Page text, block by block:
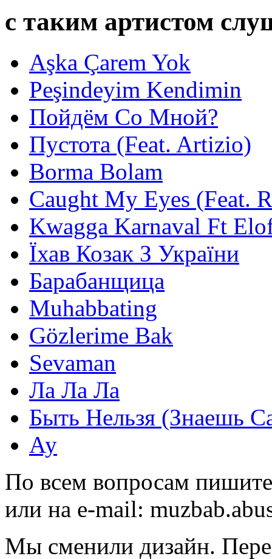
с таким артистом
Aşka Çarem Yok
Peşindeyim Kendimin
Пойдём Со Мной?
Пустота (Feat. Artizio)
Borma Bolam
Caught My Eyes (Feat.
Kwagga Karnaval Ft
Їхав Козак З України
Барабанщица
Muhabbating
Gözlerime Bak
Sevaman
Ла Ла Ла
Быть Нельзя (Знаешь
Ау
По всем вопросам
или на e-mail:
Мы сменили дизайн.